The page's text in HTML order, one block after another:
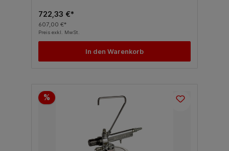
722,33 €*
607,00 €*
Preis exkl. MwSt.
In den Warenkorb
%